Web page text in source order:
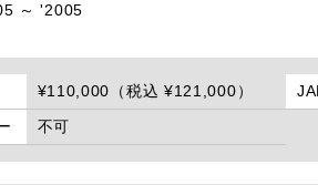
～ '2005
¥110,000（税込 ¥121,000）
不可